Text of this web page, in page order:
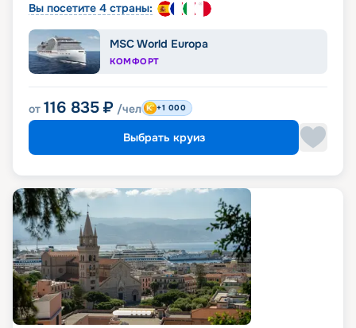
Вы посетите 4 страны:
MSC World Europa
КОМФОРТ
от 116 835 ₽ /чел +1 000
Выбрать круиз